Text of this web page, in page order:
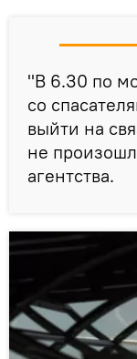
"В 6.30 по
со
выйти на
не
агентства.